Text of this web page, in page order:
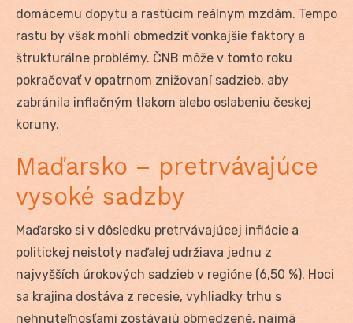
domácemu dopytu a rastúcim reálnym mzdám. Tempo
rastu by však mohli obmedziť vonkajšie faktory a
štrukturálne problémy. ČNB môže v tomto roku
pokračovať v opatrnom znižovaní sadzieb, aby
zabránila inflačným tlakom alebo oslabeniu českej
koruny.
Maďarsko – pretrvávajúce
vysoké sadzby
Maďarsko si v dôsledku pretrvávajúcej inflácie a
politickej neistoty naďalej udržiava jednu z
najvyšších úrokových sadzieb v regióne (6,50 %). Hoci
sa krajina dostáva z recesie, vyhliadky trhu s
nehnuteľnosťami zostávajú obmedzené, najmä